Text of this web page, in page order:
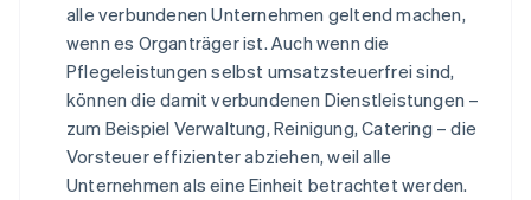
alle verbundenen Unternehmen geltend machen,
wenn es Organträger ist. Auch wenn die
Pflegeleistungen selbst umsatzsteuerfrei sind,
können die damit verbundenen Dienstleistungen –
zum Beispiel Verwaltung, Reinigung, Catering – die
Vorsteuer effizienter abziehen, weil alle
Unternehmen als eine Einheit betrachtet werden.